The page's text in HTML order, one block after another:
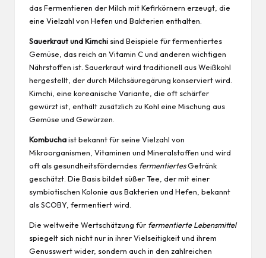
das Fermentieren der Milch mit Kefirkörnern erzeugt, die
eine Vielzahl von Hefen und Bakterien enthalten.
Sauerkraut und Kimchi sind Beispiele für fermentiertes
Gemüse, das reich an Vitamin C und anderen wichtigen
Nährstoffen ist. Sauerkraut wird traditionell aus Weißkohl
hergestellt, der durch Milchsäuregärung konserviert wird.
Kimchi, eine koreanische Variante, die oft schärfer
gewürzt ist, enthält zusätzlich zu Kohl eine Mischung aus
Gemüse und Gewürzen.
Kombuchaist bekannt für seine Vielzahl von
Mikroorganismen, Vitaminen und Mineralstoffen und wird
oft als gesundheitsförderndes fermentiertesGetränk
geschätzt. Die Basis bildet süßer Tee, der mit einer
symbiotischen Kolonie aus Bakterien und Hefen, bekannt
als SCOBY, fermentiert wird.
Die weltweite Wertschätzung für fermentierte Lebensmittel
spiegelt sich nicht nur in ihrer Vielseitigkeit und ihrem
Genusswert wider, sondern auch in den zahlreichen